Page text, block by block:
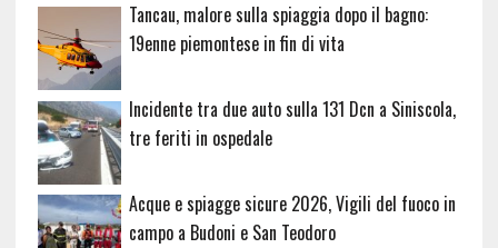
Tancau, malore sulla spiaggia dopo il bagno:
19enne piemontese in fin di vita
Incidente tra due auto sulla 131 Dcn a Siniscola,
tre feriti in ospedale
Acque e spiagge sicure 2026, Vigili del fuoco in
campo a Budoni e San Teodoro